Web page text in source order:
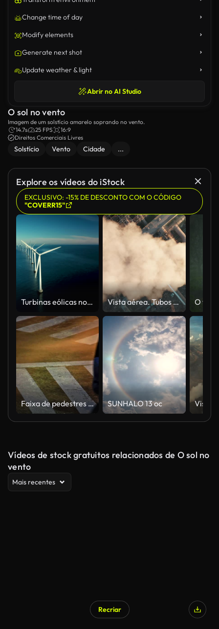
Change time of day
Modify elements
Generate next shot
Update weather & light
Abrir no AI Studio
O sol no vento
Imagem de um solstício amarelo soprando no vento.
14.7s
25 FPS
16:9
Direitos Comerciais Livres
Solstício Vento Cidade ...
Explore os vídeos do iStock
EXCLUSIVO: -15% DE DESCONTO COM O CÓDIGO
"COVERR15"
Turbinas eólicas no oceano Vista aérea. Tubos jogando fumaça no céu
Faixa de pedestres em uma rua em Tóquio durante um tufão. SUNHALO 13 oc
Vídeos de stock gratuitos relacionados de O sol no
vento
Mais recentes
Recriar